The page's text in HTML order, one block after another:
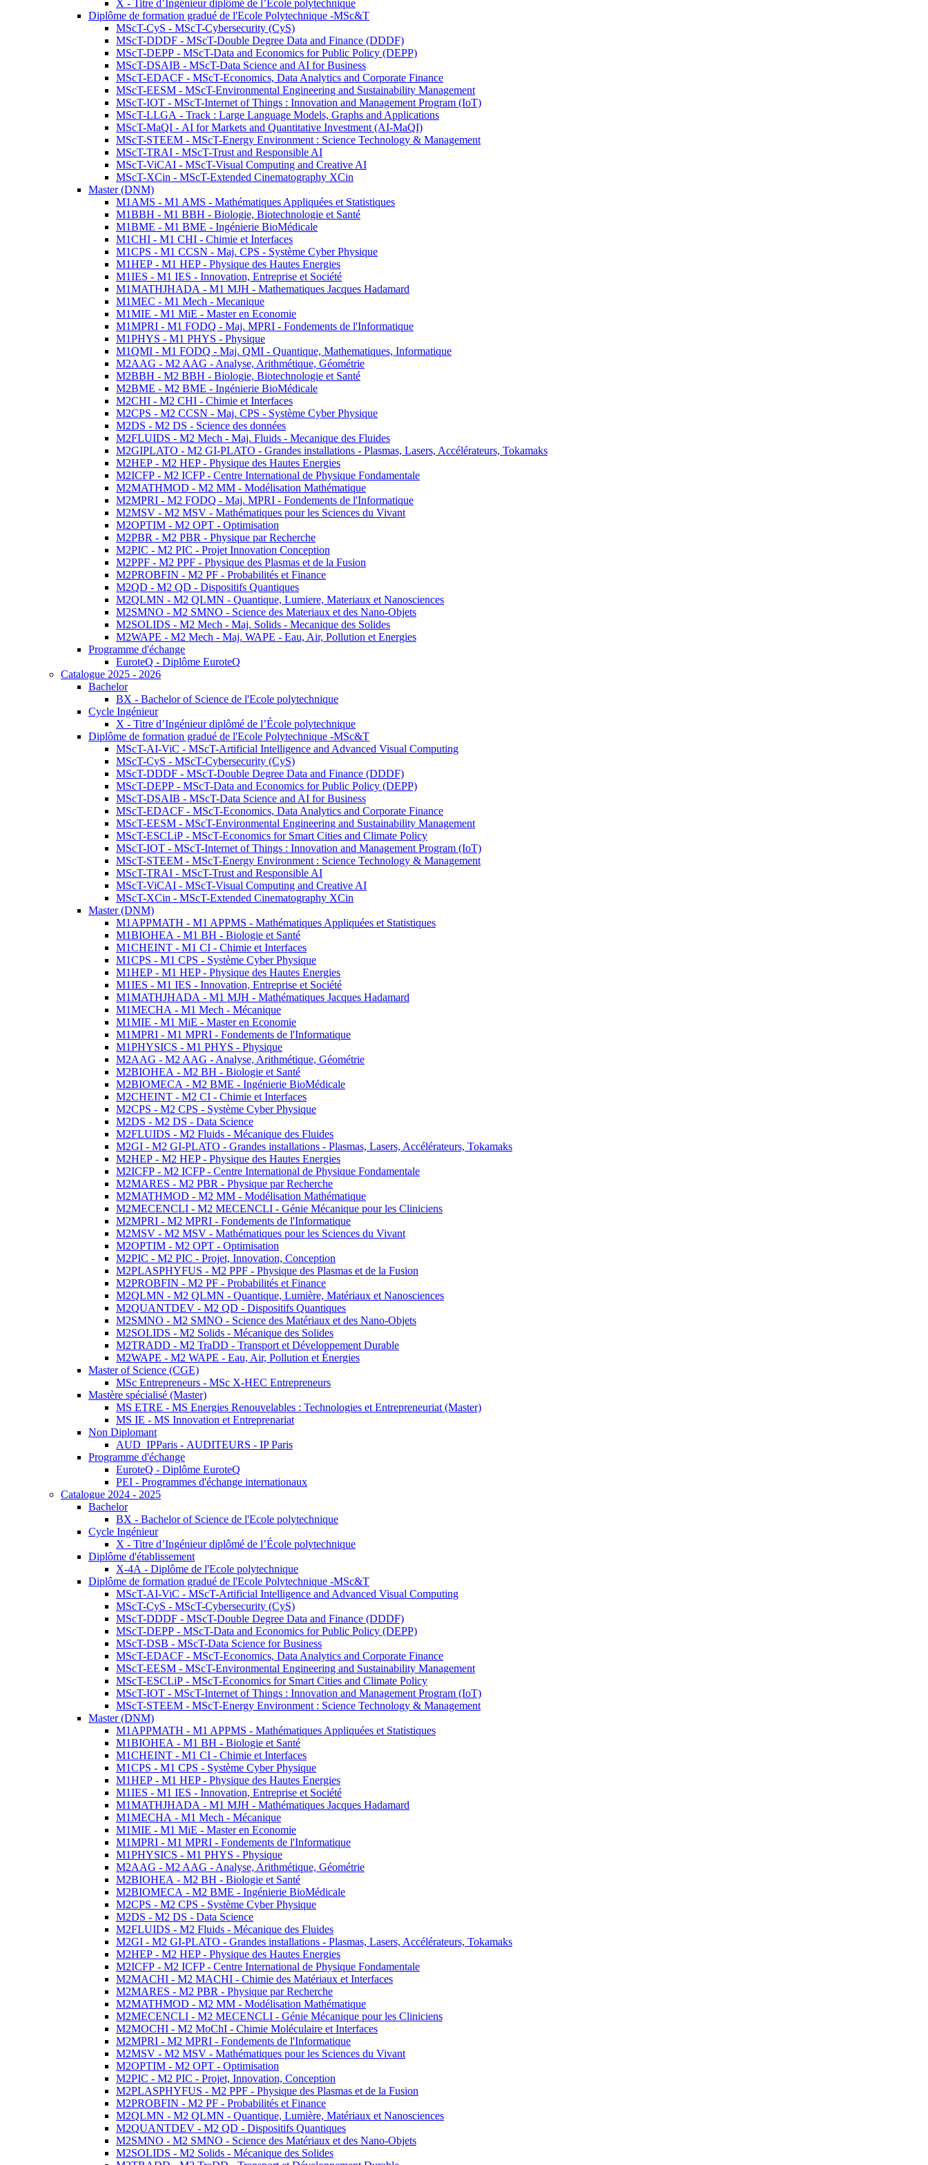
X - Titre d’Ingénieur diplômé de l’École polytechnique
Diplôme de formation gradué de l'Ecole Polytechnique -MSc&T
MScT-CyS - MScT-Cybersecurity (CyS)
MScT-DDDF - MScT-Double Degree Data and Finance (DDDF)
MScT-DEPP - MScT-Data and Economics for Public Policy (DEPP)
MScT-DSAIB - MScT-Data Science and AI for Business
MScT-EDACF - MScT-Economics, Data Analytics and Corporate Finance
MScT-EESM - MScT-Environmental Engineering and Sustainability Management
MScT-IOT - MScT-Internet of Things : Innovation and Management Program (IoT)
MScT-LLGA - Track : Large Language Models, Graphs and Applications
MScT-MaQI - AI for Markets and Quantitative Investment (AI-MaQI)
MScT-STEEM - MScT-Energy Environment : Science Technology & Management
MScT-TRAI - MScT-Trust and Responsible AI
MScT-ViCAI - MScT-Visual Computing and Creative AI
MScT-XCin - MScT-Extended Cinematography XCin
Master (DNM)
M1AMS - M1 AMS - Mathématiques Appliquées et Statistiques
M1BBH - M1 BBH - Biologie, Biotechnologie et Santé
M1BME - M1 BME - Ingénierie BioMédicale
M1CHI - M1 CHI - Chimie et Interfaces
M1CPS - M1 CCSN - Maj. CPS - Système Cyber Physique
M1HEP - M1 HEP - Physique des Hautes Energies
M1IES - M1 IES - Innovation, Entreprise et Société
M1MATHJHADA - M1 MJH - Mathematiques Jacques Hadamard
M1MEC - M1 Mech - Mecanique
M1MIE - M1 MiE - Master en Economie
M1MPRI - M1 FODQ - Maj. MPRI - Fondements de l'Informatique
M1PHYS - M1 PHYS - Physique
M1QMI - M1 FODQ - Maj. QMI - Quantique, Mathematiques, Informatique
M2AAG - M2 AAG - Analyse, Arithmétique, Géométrie
M2BBH - M2 BBH - Biologie, Biotechnologie et Santé
M2BME - M2 BME - Ingénierie BioMédicale
M2CHI - M2 CHI - Chimie et Interfaces
M2CPS - M2 CCSN - Maj. CPS - Système Cyber Physique
M2DS - M2 DS - Science des données
M2FLUIDS - M2 Mech - Maj. Fluids - Mecanique des Fluides
M2GIPLATO - M2 GI-PLATO - Grandes installations - Plasmas, Lasers, Accélérateurs, Tokamaks
M2HEP - M2 HEP - Physique des Hautes Energies
M2ICFP - M2 ICFP - Centre International de Physique Fondamentale
M2MATHMOD - M2 MM - Modélisation Mathématique
M2MPRI - M2 FODQ - Maj. MPRI - Fondements de l'Informatique
M2MSV - M2 MSV - Mathématiques pour les Sciences du Vivant
M2OPTIM - M2 OPT - Optimisation
M2PBR - M2 PBR - Physique par Recherche
M2PIC - M2 PIC - Projet Innovation Conception
M2PPF - M2 PPF - Physique des Plasmas et de la Fusion
M2PROBFIN - M2 PF - Probabilités et Finance
M2QD - M2 QD - Dispositifs Quantiques
M2QLMN - M2 QLMN - Quantique, Lumiere, Materiaux et Nanosciences
M2SMNO - M2 SMNO - Science des Materiaux et des Nano-Objets
M2SOLIDS - M2 Mech - Maj. Solids - Mecanique des Solides
M2WAPE - M2 Mech - Maj. WAPE - Eau, Air, Pollution et Energies
Programme d'échange
EuroteQ - Diplôme EuroteQ
Catalogue 2025 - 2026
Bachelor
BX - Bachelor of Science de l'Ecole polytechnique
Cycle Ingénieur
X - Titre d’Ingénieur diplômé de l’École polytechnique
Diplôme de formation gradué de l'Ecole Polytechnique -MSc&T
MScT-AI-ViC - MScT-Artificial Intelligence and Advanced Visual Computing
MScT-CyS - MScT-Cybersecurity (CyS)
MScT-DDDF - MScT-Double Degree Data and Finance (DDDF)
MScT-DEPP - MScT-Data and Economics for Public Policy (DEPP)
MScT-DSAIB - MScT-Data Science and AI for Business
MScT-EDACF - MScT-Economics, Data Analytics and Corporate Finance
MScT-EESM - MScT-Environmental Engineering and Sustainability Management
MScT-ESCLiP - MScT-Economics for Smart Cities and Climate Policy
MScT-IOT - MScT-Internet of Things : Innovation and Management Program (IoT)
MScT-STEEM - MScT-Energy Environment : Science Technology & Management
MScT-TRAI - MScT-Trust and Responsible AI
MScT-ViCAI - MScT-Visual Computing and Creative AI
MScT-XCin - MScT-Extended Cinematography XCin
Master (DNM)
M1APPMATH - M1 APPMS - Mathématiques Appliquées et Statistiques
M1BIOHEA - M1 BH - Biologie et Santé
M1CHEINT - M1 CI - Chimie et Interfaces
M1CPS - M1 CPS - Système Cyber Physique
M1HEP - M1 HEP - Physique des Hautes Energies
M1IES - M1 IES - Innovation, Entreprise et Société
M1MATHJHADA - M1 MJH - Mathématiques Jacques Hadamard
M1MECHA - M1 Mech - Mécanique
M1MIE - M1 MiE - Master en Economie
M1MPRI - M1 MPRI - Fondements de l'Informatique
M1PHYSICS - M1 PHYS - Physique
M2AAG - M2 AAG - Analyse, Arithmétique, Géométrie
M2BIOHEA - M2 BH - Biologie et Santé
M2BIOMECA - M2 BME - Ingénierie BioMédicale
M2CHEINT - M2 CI - Chimie et Interfaces
M2CPS - M2 CPS - Système Cyber Physique
M2DS - M2 DS - Data Science
M2FLUIDS - M2 Fluids - Mécanique des Fluides
M2GI - M2 GI-PLATO - Grandes installations - Plasmas, Lasers, Accélérateurs, Tokamaks
M2HEP - M2 HEP - Physique des Hautes Energies
M2ICFP - M2 ICFP - Centre International de Physique Fondamentale
M2MARES - M2 PBR - Physique par Recherche
M2MATHMOD - M2 MM - Modélisation Mathématique
M2MECENCLI - M2 MECENCLI - Génie Mécanique pour les Cliniciens
M2MPRI - M2 MPRI - Fondements de l'Informatique
M2MSV - M2 MSV - Mathématiques pour les Sciences du Vivant
M2OPTIM - M2 OPT - Optimisation
M2PIC - M2 PIC - Projet, Innovation, Conception
M2PLASPHYFUS - M2 PPF - Physique des Plasmas et de la Fusion
M2PROBFIN - M2 PF - Probabilités et Finance
M2QLMN - M2 QLMN - Quantique, Lumière, Matériaux et Nanosciences
M2QUANTDEV - M2 QD - Dispositifs Quantiques
M2SMNO - M2 SMNO - Science des Matériaux et des Nano-Objets
M2SOLIDS - M2 Solids - Mécanique des Solides
M2TRADD - M2 TraDD - Transport et Développement Durable
M2WAPE - M2 WAPE - Eau, Air, Pollution et Énergies
Master of Science (CGE)
MSc Entrepreneurs - MSc X-HEC Entrepreneurs
Mastère spécialisé (Master)
MS ETRE - MS Energies Renouvelables : Technologies et Entrepreneuriat (Master)
MS IE - MS Innovation et Entreprenariat
Non Diplomant
AUD_IPParis - AUDITEURS - IP Paris
Programme d'échange
EuroteQ - Diplôme EuroteQ
PEI - Programmes d'échange internationaux
Catalogue 2024 - 2025
Bachelor
BX - Bachelor of Science de l'Ecole polytechnique
Cycle Ingénieur
X - Titre d’Ingénieur diplômé de l’École polytechnique
Diplôme d'établissement
X-4A - Diplôme de l'Ecole polytechnique
Diplôme de formation gradué de l'Ecole Polytechnique -MSc&T
MScT-AI-ViC - MScT-Artificial Intelligence and Advanced Visual Computing
MScT-CyS - MScT-Cybersecurity (CyS)
MScT-DDDF - MScT-Double Degree Data and Finance (DDDF)
MScT-DEPP - MScT-Data and Economics for Public Policy (DEPP)
MScT-DSB - MScT-Data Science for Business
MScT-EDACF - MScT-Economics, Data Analytics and Corporate Finance
MScT-EESM - MScT-Environmental Engineering and Sustainability Management
MScT-ESCLiP - MScT-Economics for Smart Cities and Climate Policy
MScT-IOT - MScT-Internet of Things : Innovation and Management Program (IoT)
MScT-STEEM - MScT-Energy Environment : Science Technology & Management
Master (DNM)
M1APPMATH - M1 APPMS - Mathématiques Appliquées et Statistiques
M1BIOHEA - M1 BH - Biologie et Santé
M1CHEINT - M1 CI - Chimie et Interfaces
M1CPS - M1 CPS - Système Cyber Physique
M1HEP - M1 HEP - Physique des Hautes Energies
M1IES - M1 IES - Innovation, Entreprise et Société
M1MATHJHADA - M1 MJH - Mathématiques Jacques Hadamard
M1MECHA - M1 Mech - Mécanique
M1MIE - M1 MiE - Master en Economie
M1MPRI - M1 MPRI - Fondements de l'Informatique
M1PHYSICS - M1 PHYS - Physique
M2AAG - M2 AAG - Analyse, Arithmétique, Géométrie
M2BIOHEA - M2 BH - Biologie et Santé
M2BIOMECA - M2 BME - Ingénierie BioMédicale
M2CPS - M2 CPS - Système Cyber Physique
M2DS - M2 DS - Data Science
M2FLUIDS - M2 Fluids - Mécanique des Fluides
M2GI - M2 GI-PLATO - Grandes installations - Plasmas, Lasers, Accélérateurs, Tokamaks
M2HEP - M2 HEP - Physique des Hautes Energies
M2ICFP - M2 ICFP - Centre International de Physique Fondamentale
M2MACHI - M2 MACHI - Chimie des Matériaux et Interfaces
M2MARES - M2 PBR - Physique par Recherche
M2MATHMOD - M2 MM - Modélisation Mathématique
M2MECENCLI - M2 MECENCLI - Génie Mécanique pour les Cliniciens
M2MOCHI - M2 MoChI - Chimie Moléculaire et Interfaces
M2MPRI - M2 MPRI - Fondements de l'Informatique
M2MSV - M2 MSV - Mathématiques pour les Sciences du Vivant
M2OPTIM - M2 OPT - Optimisation
M2PIC - M2 PIC - Projet, Innovation, Conception
M2PLASPHYFUS - M2 PPF - Physique des Plasmas et de la Fusion
M2PROBFIN - M2 PF - Probabilités et Finance
M2QLMN - M2 QLMN - Quantique, Lumière, Matériaux et Nanosciences
M2QUANTDEV - M2 QD - Dispositifs Quantiques
M2SMNO - M2 SMNO - Science des Matériaux et des Nano-Objets
M2SOLIDS - M2 Solids - Mécanique des Solides